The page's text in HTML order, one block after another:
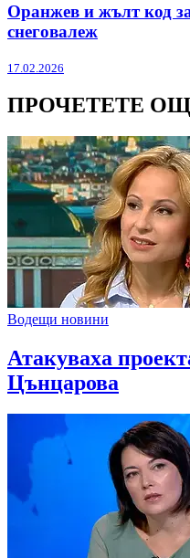
Оранжев и жълт код
снеговалеж
17.02.2026
ПРОЧЕТЕТЕ
Водещи новини
Атакуваха
Цънцарова